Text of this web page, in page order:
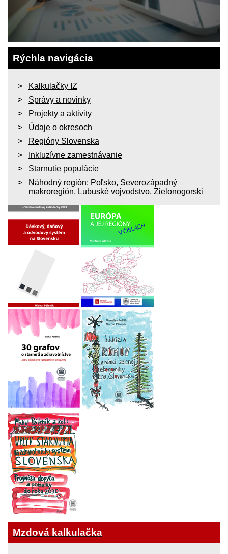
Rýchla navigácia
Kalkulačky IZ
Správy a novinky
Projekty a aktivity
Údaje o okresoch
Regióny Slovenska
Inkluzívne zamestnávanie
Starnutie populácie
Náhodný región: Poľsko, Severozápadný
makroregión, Lubuské vojvodstvo, Zielonogorski
Mzdová kalkulačka